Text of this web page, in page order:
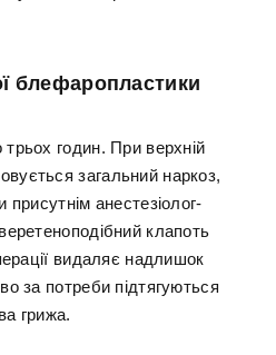
блефаропластики
годин. При верхній
загальний наркоз,
анестезіолог-
клапоть
видаляє надлишок
за потреби підтягуються
грижа.